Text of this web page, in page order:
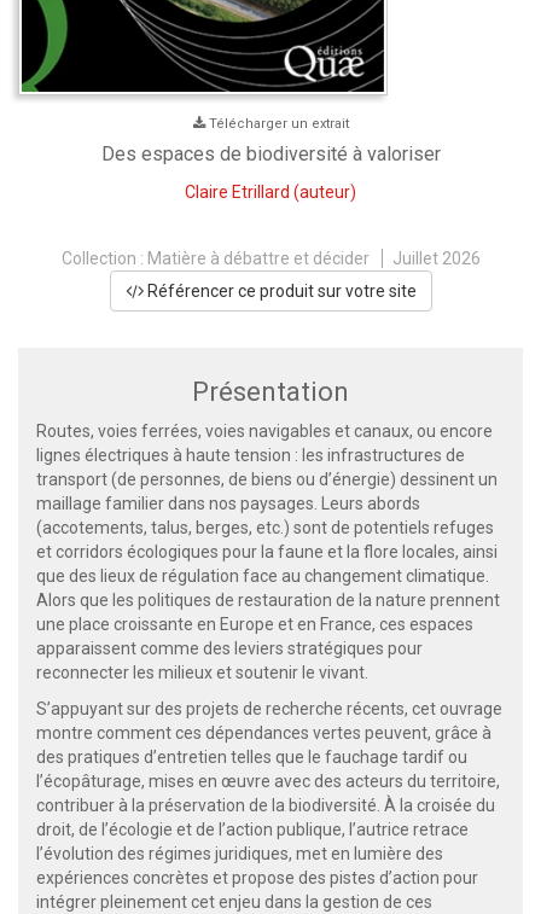
Télécharger un extrait
Des espaces de biodiversité à valoriser
Claire Etrillard (auteur)
Collection : Matière à débattre et décider
Juillet 2026
Référencer ce produit sur votre site
Présentation
Routes, voies ferrées, voies navigables et canaux, ou encore
lignes électriques à haute tension : les infrastructures de
transport (de personnes, de biens ou d’énergie) dessinent un
maillage familier dans nos paysages. Leurs abords
(accotements, talus, berges, etc.) sont de potentiels refuges
et corridors écologiques pour la faune et la flore locales, ainsi
que des lieux de régulation face au changement climatique.
Alors que les politiques de restauration de la nature prennent
une place croissante en Europe et en France, ces espaces
apparaissent comme des leviers stratégiques pour
reconnecter les milieux et soutenir le vivant.
S’appuyant sur des projets de recherche récents, cet ouvrage
montre comment ces dépendances vertes peuvent, grâce à
des pratiques d’entretien telles que le fauchage tardif ou
l’écopâturage, mises en œuvre avec des acteurs du territoire,
contribuer à la préservation de la biodiversité. À la croisée du
droit, de l’écologie et de l’action publique, l’autrice retrace
l’évolution des régimes juridiques, met en lumière des
expériences concrètes et propose des pistes d’action pour
intégrer pleinement cet enjeu dans la gestion de ces